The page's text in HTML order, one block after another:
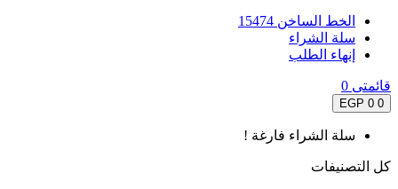
الخط الساخن 15474
سلة الشراء
إنهاء الطلب
قائمتى 0
0
0 EGP
سلة الشراء فارغة !
كل التصنيفات